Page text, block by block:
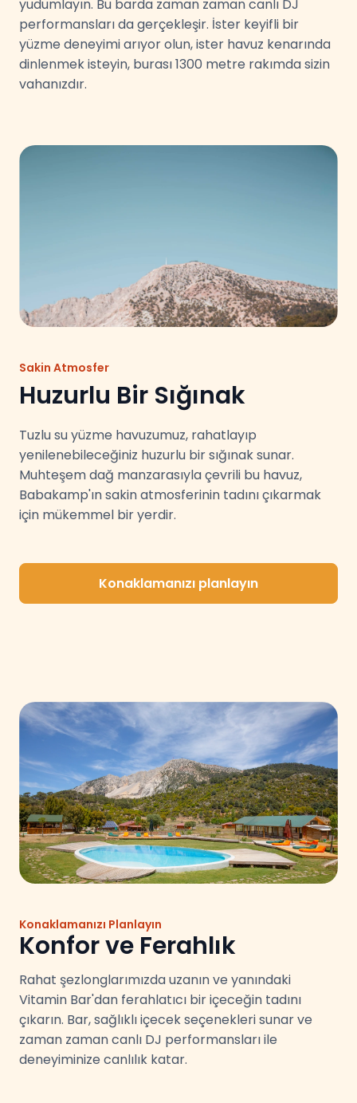
yudumlayın. Bu barda zaman zaman canlı DJ
performansları da gerçekleşir. İster keyifli bir
yüzme deneyimi arıyor olun, ister havuz kenarında
dinlenmek isteyin, burası 1300 metre rakımda sizin
vahanızdır.
Sakin Atmosfer
Huzurlu Bir Sığınak
Tuzlu su yüzme havuzumuz, rahatlayıp
yenilenebileceğiniz huzurlu bir sığınak sunar.
Muhteşem dağ manzarasıyla çevrili bu havuz,
Babakamp'ın sakin atmosferinin tadını çıkarmak
için mükemmel bir yerdir.
Konaklamanızı planlayın
Konaklamanızı Planlayın
Konfor ve Ferahlık
Rahat şezlonglarımızda uzanın ve yanındaki
Vitamin Bar'dan ferahlatıcı bir içeceğin tadını
çıkarın. Bar, sağlıklı içecek seçenekleri sunar ve
zaman zaman canlı DJ performansları ile
deneyiminize canlılık katar.